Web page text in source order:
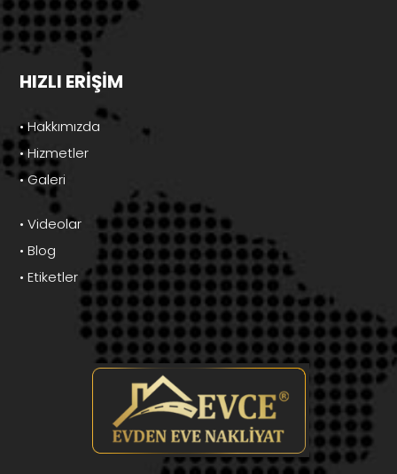
HIZLI ERİŞİM
• Hakkımızda
• Hizmetler
• Galeri
• Videolar
• Blog
• Etiketler